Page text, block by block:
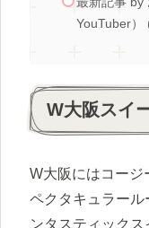
YouTuber）
W大阪スイ
W大阪にはコージ
ペクタキュラー
ンタスティック